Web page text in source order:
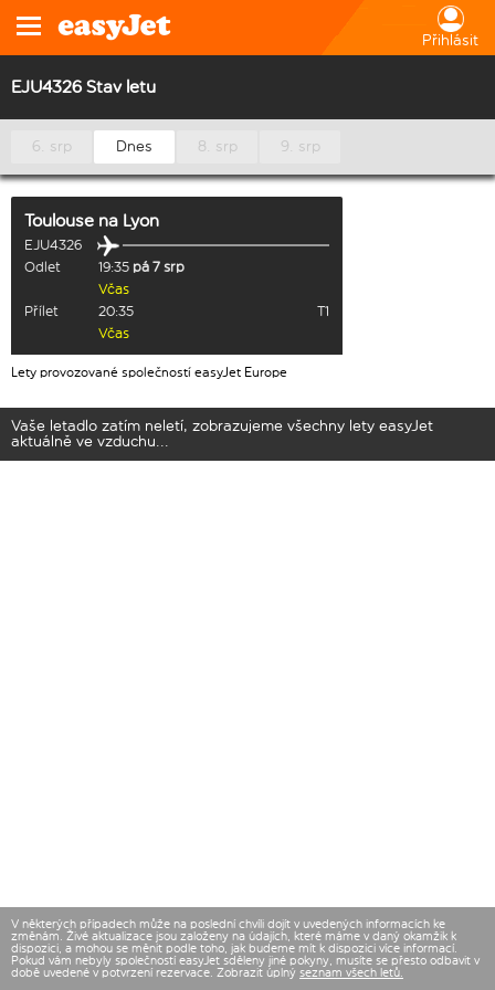
Přihlásit
EJU4326 Stav letu
6. srp Dnes 8. srp 9. srp
Toulouse na Lyon
EJU4326
Odlet
19:35 pá 7 srp
Včas
Přílet
20:35
T1
Včas
Lety provozované společností easyJet Europe
Vaše letadlo zatím neletí, zobrazujeme všechny lety easyJet
aktuálně ve vzduchu...
V některých případech může na poslední chvíli dojít v uvedených informacích ke
změnám. Živé aktualizace jsou založeny na údajích, které máme v daný okamžik k
dispozici, a mohou se měnit podle toho, jak budeme mít k dispozici více informací.
Pokud vám nebyly společností easyJet sděleny jiné pokyny, musíte se přesto odbavit v
době uvedené v potvrzení rezervace. Zobrazit úplný seznam všech letů.